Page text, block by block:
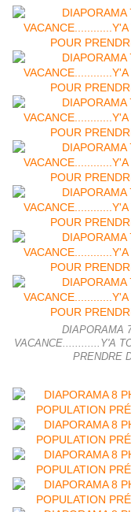
DIAPORAMA
VACANCE............Y'A
PRENDRE